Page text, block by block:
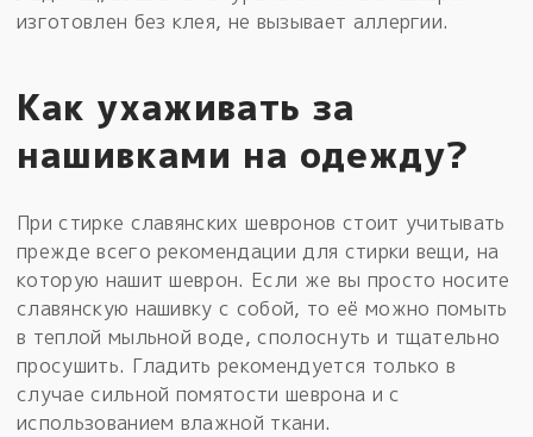
изготовлен без клея, не вызывает аллергии.
Как ухаживать за
нашивками на одежду?
При стирке славянских шевронов стоит учитывать
прежде всего рекомендации для стирки вещи, на
которую нашит шеврон. Если же вы просто носите
славянскую нашивку с собой, то её можно помыть
в теплой мыльной воде, сполоснуть и тщательно
просушить. Гладить рекомендуется только в
случае сильной помятости шеврона и с
использованием влажной ткани.